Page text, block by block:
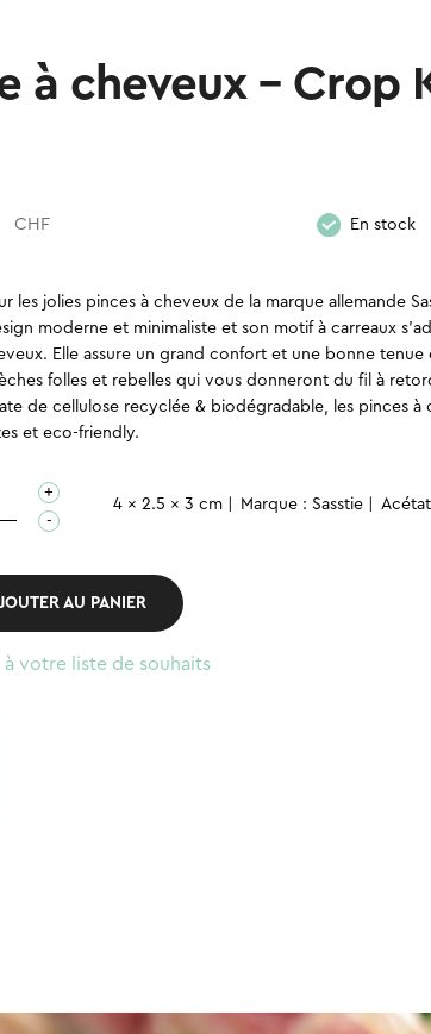
à cheveux – Crop
CHF En stock
les jolies pinces à cheveux de la marque allemande
moderne et minimaliste et son motif à carreaux
Elle assure un grand confort et une bonne
folles et rebelles qui vous donneront du fil à
de cellulose recyclée & biodégradable, les pinces à
et eco-friendly.
+
-
4 x 2.5 x 3 cm Marque : Sasstie
AU PANIER
votre liste de souhaits